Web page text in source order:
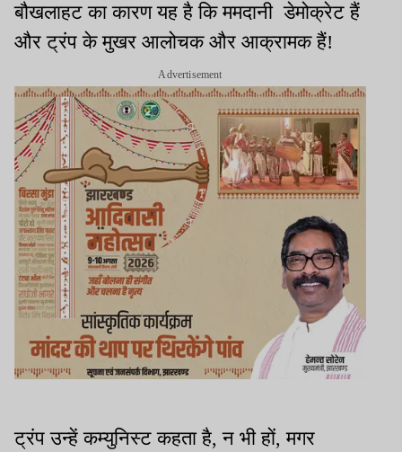
बौखलाहट का कारण यह है कि ममदानी डेमोक्रेट हैं
और ट्रंप के मुखर आलोचक और आक्रामक हैं!
Advertisement
ट्रंप उन्हें कम्युनिस्ट कहता है, न भी हों, मगर